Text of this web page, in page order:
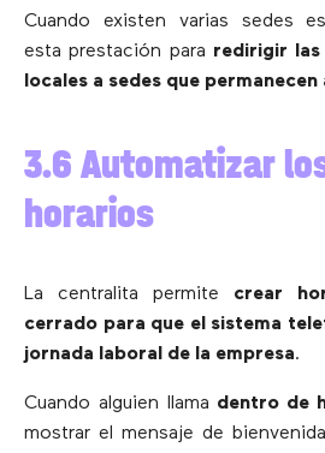
Cuando existen varias sedes
esta prestación para redirigir las
locales a sedes que
3.6 Automatizar
horarios
La centralita permite crear
cerrado para que el sistema
jornada laboral de la empresa.
Cuando alguien llama dentro de
mostrar el mensaje de